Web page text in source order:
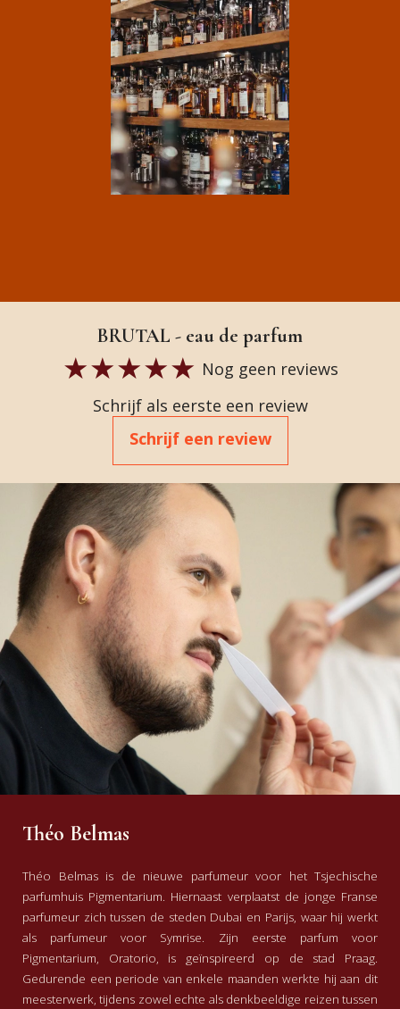
BRUTAL - eau de parfum
Nog geen reviews
Schrijf als eerste een review
Schrijf een review
Théo Belmas
Théo Belmas is de nieuwe parfumeur voor het Tsjechische
parfumhuis Pigmentarium. Hiernaast verplaatst de jonge Franse
parfumeur zich tussen de steden Dubai en Parijs, waar hij werkt
als parfumeur voor Symrise. Zijn eerste parfum voor
Pigmentarium, Oratorio, is geïnspireerd op de stad Praag.
Gedurende een periode van enkele maanden werkte hij aan dit
meesterwerk, tijdens zowel echte als denkbeeldige reizen tussen